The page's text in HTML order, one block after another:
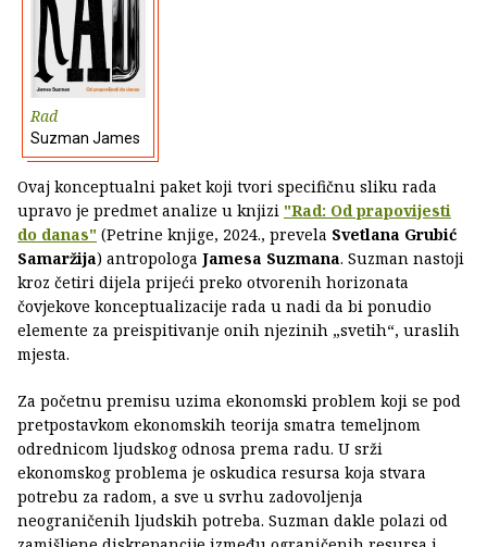
Rad
Suzman James
Ovaj konceptualni paket koji tvori specifičnu sliku rada
upravo je predmet analize u knjizi "Rad: Od prapovijesti
do danas" (Petrine knjige, 2024., prevela Svetlana Grubić
Samaržija) antropologa Jamesa Suzmana. Suzman nastoji
kroz četiri dijela prijeći preko otvorenih horizonata
čovjekove konceptualizacije rada u nadi da bi ponudio
elemente za preispitivanje onih njezinih „svetih“, uraslih
mjesta.
Za početnu premisu uzima ekonomski problem koji se pod
pretpostavkom ekonomskih teorija smatra temeljnom
odrednicom ljudskog odnosa prema radu. U srži
ekonomskog problema je oskudica resursa koja stvara
potrebu za radom, a sve u svrhu zadovoljenja
neograničenih ljudskih potreba. Suzman dakle polazi od